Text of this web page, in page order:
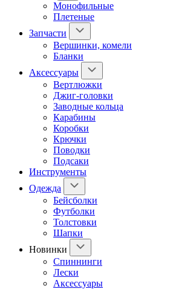
Монофильные
Плетеные
Запчасти
Вершинки, комели
Бланки
Аксессуары
Вертлюжки
Джиг-головки
Заводные кольца
Карабины
Коробки
Крючки
Поводки
Подсаки
Инструменты
Одежда
Бейсболки
Футболки
Толстовки
Шапки
Новинки
Спиннинги
Лески
Аксессуары